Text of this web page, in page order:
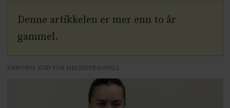
Denne artikkelen er mer enn to år
gammel.
ANNONSE KUN FOR HELSEPERSONELL